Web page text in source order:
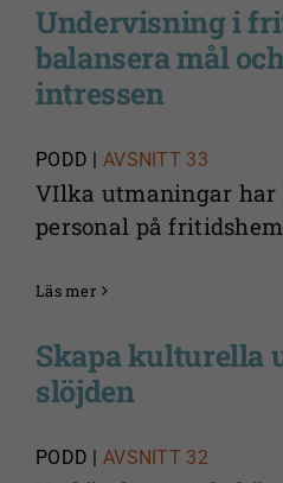
Undervisning i
balansera mål
intressen
PODD | AVSNITT 33
VIlka utmaningar har
personal på
Läs mer
Skapa kulturella
slöjden
PODD | AVSNITT 32